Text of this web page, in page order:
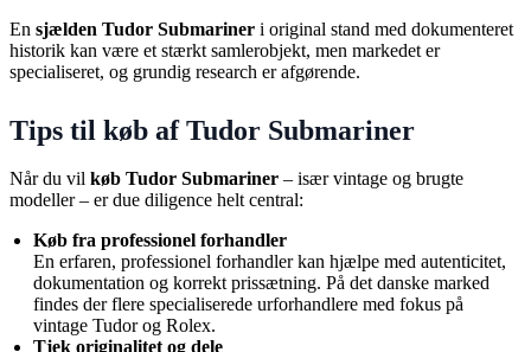
En sjælden Tudor Submariner i original stand med dokumenteret
historik kan være et stærkt samlerobjekt, men markedet er
specialiseret, og grundig research er afgørende.
Tips til køb af Tudor Submariner
Når du vil køb Tudor Submariner – især vintage og brugte
modeller – er due diligence helt central:
Køb fra professionel forhandler
En erfaren, professionel forhandler kan hjælpe med autenticitet,
dokumentation og korrekt prissætning. På det danske marked
findes der flere specialiserede urforhandlere med fokus på
vintage Tudor og Rolex.
Tjek originalitet og dele